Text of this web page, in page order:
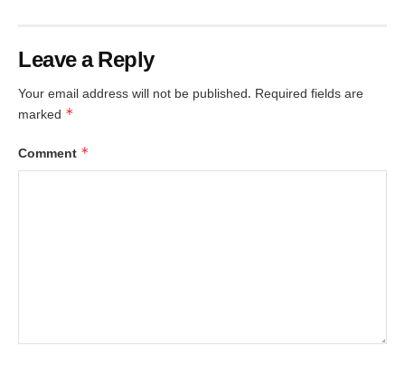
Leave a Reply
Your email address will not be published. Required fields are
marked *
Comment *